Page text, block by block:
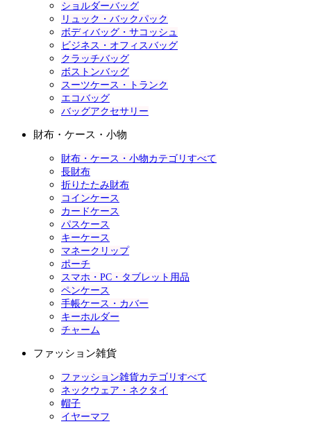
ショルダーバッグ
リュック・バックパック
ボディバッグ・サコッシュ
ビジネス・オフィスバッグ
クラッチバッグ
ボストンバッグ
スーツケース・トランク
エコバッグ
バッグアクセサリー
財布・ケース・小物
財布・ケース・小物カテゴリすべて
長財布
折りたたみ財布
コインケース
カードケース
パスケース
キーケース
マネークリップ
ポーチ
スマホ・PC・タブレット用品
ペンケース
手帳ケース・カバー
キーホルダー
チャーム
ファッション雑貨
ファッション雑貨カテゴリすべて
ネックウェア・ネクタイ
帽子
イヤーマフ